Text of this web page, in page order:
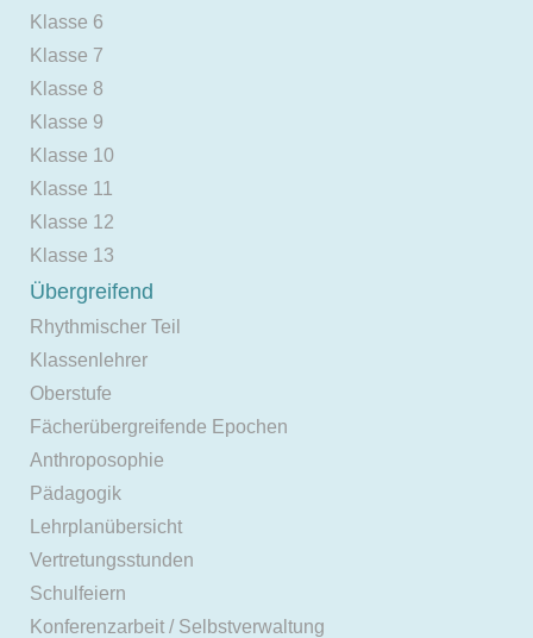
Klasse 6
Klasse 7
Klasse 8
Klasse 9
Klasse 10
Klasse 11
Klasse 12
Klasse 13
Übergreifend
Rhythmischer Teil
Klassenlehrer
Oberstufe
Fächerübergreifende Epochen
Anthroposophie
Pädagogik
Lehrplanübersicht
Vertretungsstunden
Schulfeiern
Konferenzarbeit / Selbstverwaltung